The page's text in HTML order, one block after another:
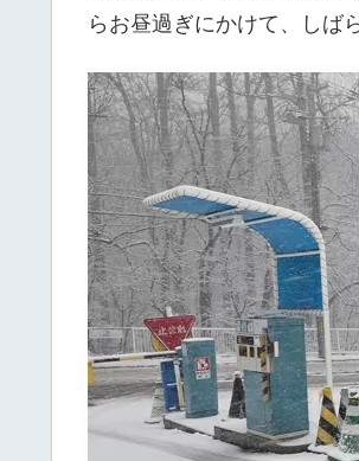
らお昼過ぎにかけて、しば